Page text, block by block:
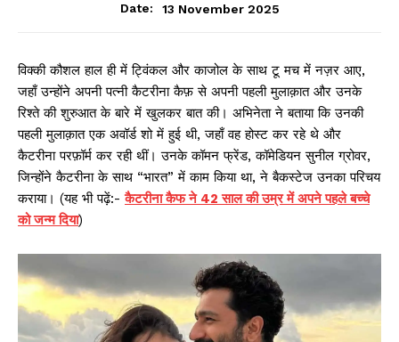
Date:
13 November 2025
विक्की कौशल हाल ही में ट्विंकल और काजोल के साथ टू मच में नज़र आए,
जहाँ उन्होंने अपनी पत्नी कैटरीना कैफ़ से अपनी पहली मुलाक़ात और उनके
रिश्ते की शुरुआत के बारे में खुलकर बात की। अभिनेता ने बताया कि उनकी
पहली मुलाक़ात एक अवॉर्ड शो में हुई थी, जहाँ वह होस्ट कर रहे थे और
कैटरीना परफ़ॉर्म कर रही थीं। उनके कॉमन फ्रेंड, कॉमेडियन सुनील ग्रोवर,
जिन्होंने कैटरीना के साथ “भारत” में काम किया था, ने बैकस्टेज उनका परिचय
कराया। (यह भी पढ़ें:-कैटरीना कैफ ने 42 साल की उम्र में अपने पहले बच्चे
को जन्म दिया)